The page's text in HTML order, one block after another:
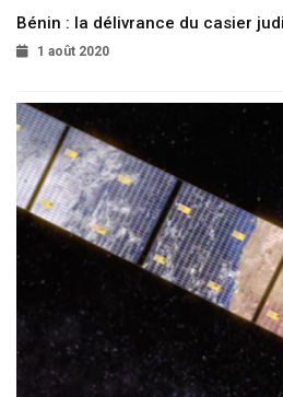
Bénin : la délivrance du casier
1 août 2020